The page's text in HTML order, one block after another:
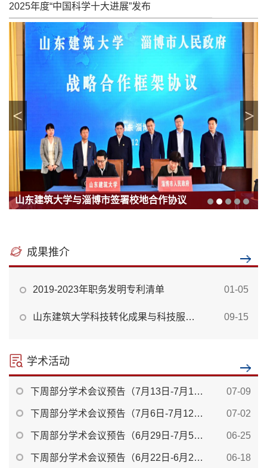
山东建筑大学与淄博市签署校地合作协议
< >
2025年度“中国科学十大进展”发布
学术活动
下周部分学术会议预告（7月13日-7月19日） 07-09
下周部分学术会议预告（7月6日-7月12日） 07-02
下周部分学术会议预告（6月29日-7月5日） 06-25
下周部分学术会议预告（6月22日-6月28日） 06-18
成果推介
2019-2023年职务发明专利清单 01-05
山东建筑大学科技转化成果与科技服务项目汇编 09-15